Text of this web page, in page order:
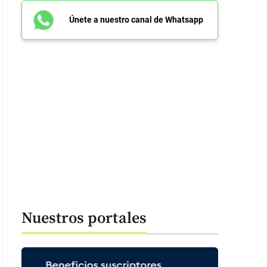
Únete a nuestro canal de Whatsapp
Nuestros portales